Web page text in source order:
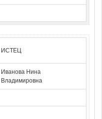
ИСТЕЦ
Иванова Нина
Владимировна